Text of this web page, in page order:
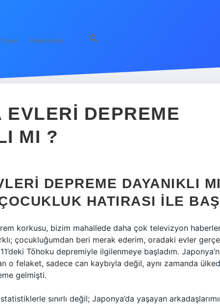
Uyarı Hakkımızda
EVLERI DEPREME
MI ?
DEPREME DAYANIKLI
HATIRASI ILE
korkusu, bizim mahallede daha çok televizyon
çocukluğumdan beri merak ederim, oradaki evler
Tōhoku depremiyle ilgilenmeye başladım.
o felaket, sadece can kaybıyla değil, aynı zamanda
gelmişti.
sınırlı değil; Japonya’da yaşayan